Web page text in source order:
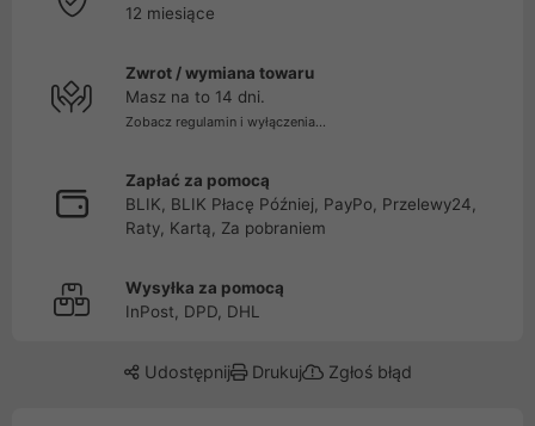
12 miesiące
Zwrot / wymiana towaru
Masz na to 14 dni.
Zobacz regulamin i wyłączenia...
Zapłać za pomocą
BLIK, BLIK Płacę Później, PayPo, Przelewy24,
Raty, Kartą, Za pobraniem
Wysyłka za pomocą
InPost, DPD, DHL
Udostępnij Drukuj Zgłoś błąd